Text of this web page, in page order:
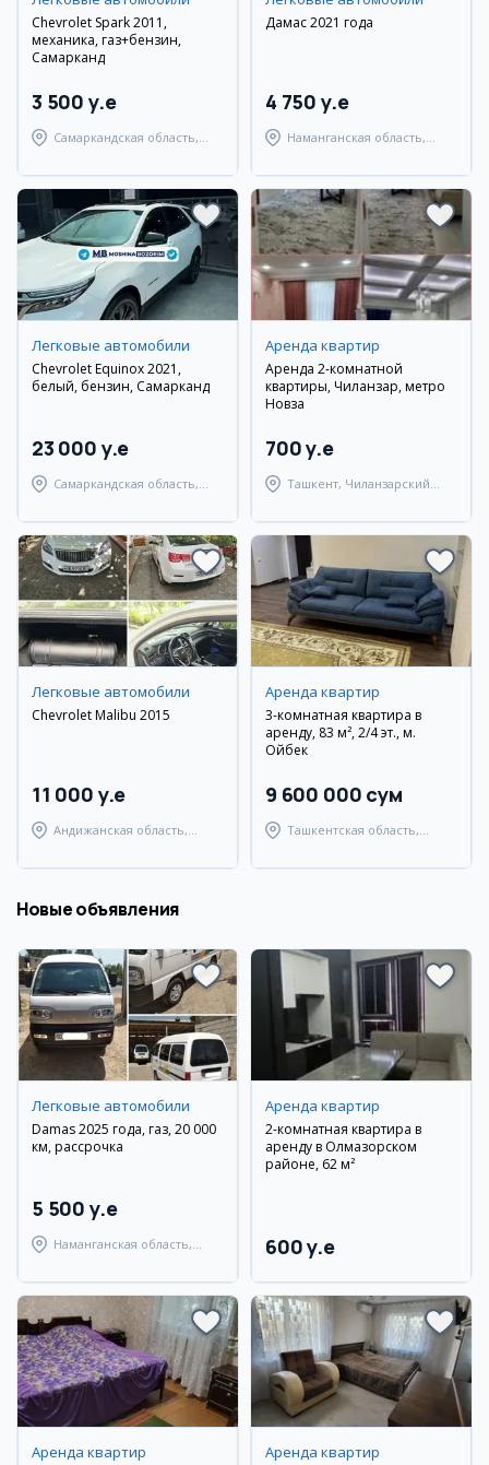
Chevrolet Spark 2011,
механика, газ+бензин,
Самарканд
3 500 y.e
Самаркандская область,
Дамас 2021 года
4 750 y.e
Наманганская область,
Легковые автомобили
Chevrolet Equinox 2021,
белый, бензин, Самарканд
23 000 y.e
Самаркандская область,
Аренда квартир
Аренда 2-комнатной
квартиры, Чиланзар, метро
Новза
700 y.e
Ташкент, Чиланзарский
Легковые автомобили
Chevrolet Malibu 2015
11 000 y.e
Андижанская область,
Аренда квартир
3-комнатная квартира в
аренду, 83 м², 2/4 эт., м.
Ойбек
9 600 000 сум
Ташкентская область,
Новые объявления
Легковые автомобили
Damas 2025 года, газ, 20 000
км, рассрочка
5 500 y.e
Наманганская область,
Аренда квартир
2-комнатная квартира в
аренду в Олмазорском
районе, 62 м²
600 y.e
Аренда квартир Аренда квартир